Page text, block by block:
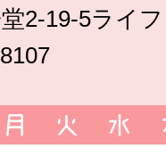
2-19-5ライ
月 火 水